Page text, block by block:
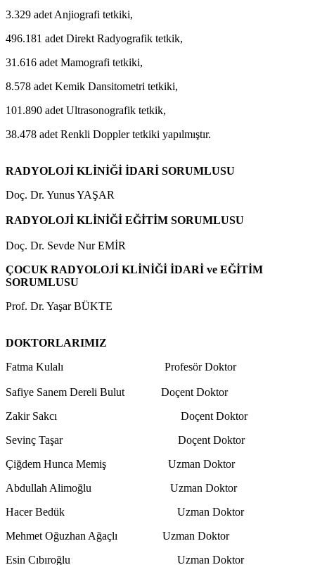
3.329 adet Anjiografi tetkiki,
496.181 adet Direkt Radyografik tetkik,
31.616 adet Mamografi tetkiki,
8.578 adet Kemik Dansitometri tetkiki,
101.890 adet Ultrasonografik tetkik,
38.478 adet Renkli Doppler tetkiki yapılmıştır.
RADYOLOJİ KLİNİĞİ İDARİ SORUMLUSU
Doç. Dr. Yunus YAŞAR
RADYOLOJİ KLİNİĞİ EĞİTİM SORUMLUSU
Doç. Dr. Sevde Nur EMİR
ÇOCUK RADYOLOJİ KLİNİĞİ İDARİ ve EĞİTİM
SORUMLUSU
Prof. Dr. Yaşar BÜKTE
DOKTORLARIMIZ
Fatma Kulalı Profesör Doktor
Safiye Sanem Dereli Bulut Doçent Doktor
Zakir Sakcı Doçent Doktor
Sevinç Taşar Doçent Doktor
Çiğdem Hunca Memiş Uzman Doktor
Abdullah Alimoğlu Uzman Doktor
Hacer Bedük Uzman Doktor
Mehmet Oğuzhan Ağaçlı Uzman Doktor
Esin Cıbıroğlu Uzman Doktor